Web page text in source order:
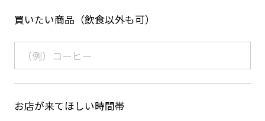
買いたい商品（飲食以外も可）
お店が来てほしい時間帯